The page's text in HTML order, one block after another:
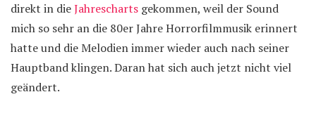
direkt in dieJahrescharts gekommen, weil der Sound
mich so sehr an die 80er Jahre Horrorfilmmusik erinnert
hatte und die Melodien immer wieder auch nach seiner
Hauptband klingen. Daran hat sich auch jetzt nicht viel
geändert.